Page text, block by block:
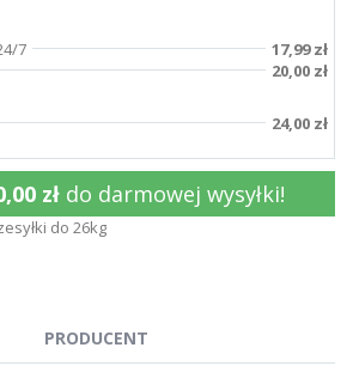
7
17,99 zł
20,00 zł
24,00 zł
zł do darmowej wysyłki!
do 26kg
PRODUCENT